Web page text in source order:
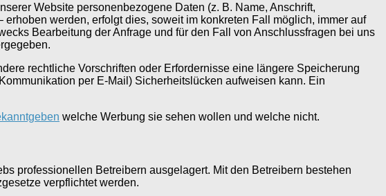
Website personenbezogene Daten (z. B. Name, Anschrift,
werden, erfolgt dies, soweit im konkreten Fall möglich, immer auf
Bearbeitung der Anfrage und für den Fall von Anschlussfragen bei uns
rechtliche Vorschriften oder Erfordernisse eine längere Speicherung
per E-Mail) Sicherheitslücken aufweisen kann. Ein
welche Werbung sie sehen wollen und welche nicht.
professionellen Betreibern ausgelagert. Mit den Betreibern bestehen
verpflichtet werden.